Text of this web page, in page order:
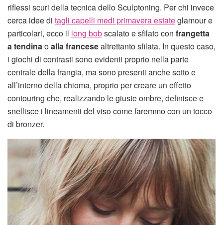
riflessi scuri della tecnica dello Sculptoning. Per chi invece
cerca idee di tagli capelli medi primavera estateglamour e
particolari, ecco il long bobscalato e sfilato con frangetta
a tendinaoalla francesealtrettanto sfilata. In questo caso,
i giochi di contrasti sono evidenti proprio nella parte
centrale della frangia, ma sono presenti anche sotto e
all’interno della chioma, proprio per creare un effetto
contouring che, realizzando le giuste ombre, definisce e
snellisce i lineamenti del viso come faremmo con un tocco
di bronzer.